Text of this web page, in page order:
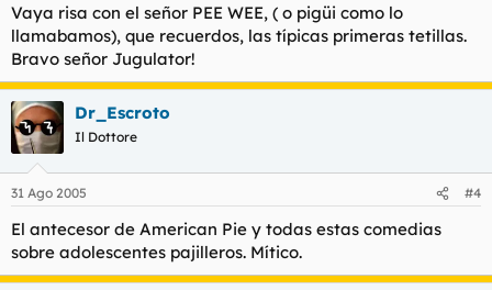
Vaya risa con el señor PEE WEE, ( o pigüi como lo
llamabamos), que recuerdos, las típicas primeras tetillas.
Bravo señor Jugulator!
Dr_Escroto
Il Dottore
31 Ago 2005 #4
El antecesor de American Pie y todas estas comedias
sobre adolescentes pajilleros. Mítico.